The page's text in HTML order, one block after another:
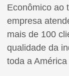
Econômico ao
empresa
mais de 100
qualidade da
toda a